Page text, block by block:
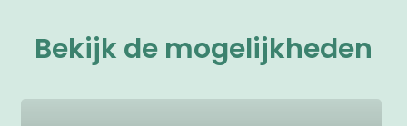
Bekijk de mogelijkheden